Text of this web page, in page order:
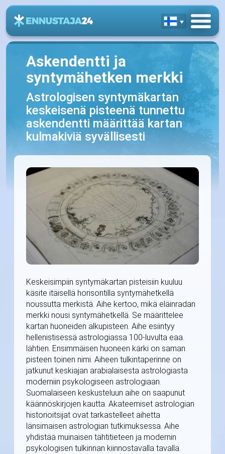
Askendentti ja
syntymähetken merkki
Astrologisen syntymäkartan
keskeisenä pisteenä tunnettu
askendentti määrittää kartan
kulmakiviä syvällisesti
Keskeisimpiin syntymäkartan pisteisiin kuuluu
käsite itäisellä horisontilla syntymähetkellä
noussutta merkistä. Aihe kertoo, mikä eläinradan
merkki nousi syntymähetkellä. Se määrittelee
kartan huoneiden alkupisteen. Aihe esiintyy
hellenistisessä astrologiassa 100-luvulta eaa.
lähtien. Ensimmäisen huoneen kärki on saman
pisteen toinen nimi. Aiheen tulkintaperinne on
jatkunut keskiajan arabialaisesta astrologiasta
moderniin psykologiseen astrologiaan.
Suomalaiseen keskusteluun aihe on saapunut
käännöskirjojen kautta. Akateemiset astrologian
historioitsijat ovat tarkastelleet aihetta
länsimaisen astrologian tutkimuksessa. Aihe
yhdistää muinaisen tähtitieteen ja modernin
psykologisen tulkinnan kiinnostavalla tavalla.